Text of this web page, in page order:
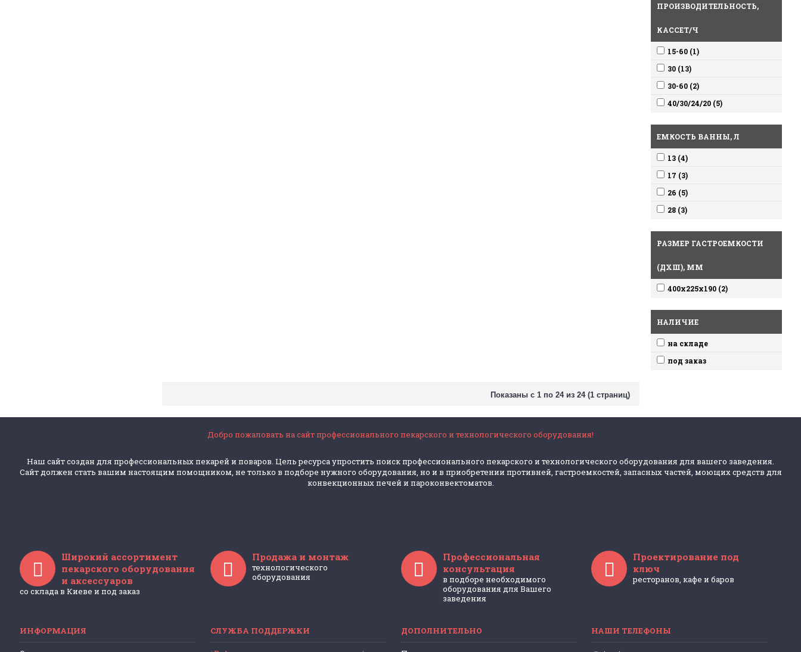
ПРОИЗВОДИТЕЛЬНОСТЬ,
КАССЕТ/Ч
15-60 (1)
30 (13)
30-60 (2)
40/30/24/20 (5)
ЕМКОСТЬ ВАННЫ, Л
13 (4)
17 (3)
26 (5)
28 (3)
РАЗМЕР ГАСТРОЕМКОСТИ
(ДХШ), ММ
400х225х190 (2)
НАЛИЧИЕ
на складе
под заказ
Показаны с 1 по 24 из 24 (1 страниц)
Добро пожаловать на сайт профессионального пекарского и технологического оборудования!
Наш сайт создан для профессиональных пекарей и поваров. Цель ресурса упростить поиск профессионального пекарского и технологического оборудования для вашего заведения.
Сайт должен стать вашим настоящим помощником, не только в подборе нужного оборудования, но и в приобретении противней, гастроемкостей, запасных частей, моющих средств для
конвекционных печей и пароконвектоматов.
Широкий ассортимент
пекарского оборудования
и аксессуаров
со склада в Киеве и под заказ
Продажа и монтаж
технологического
оборудования
Профессиональная
консультация
в подборе необходимого
оборудования для Вашего
заведения
Проектирование под
ключ
ресторанов, кафе и баров
ИНФОРМАЦИЯ СЛУЖБА ПОДДЕРЖКИ ДОПОЛНИТЕЛЬНО НАШИ ТЕЛЕФОНЫ